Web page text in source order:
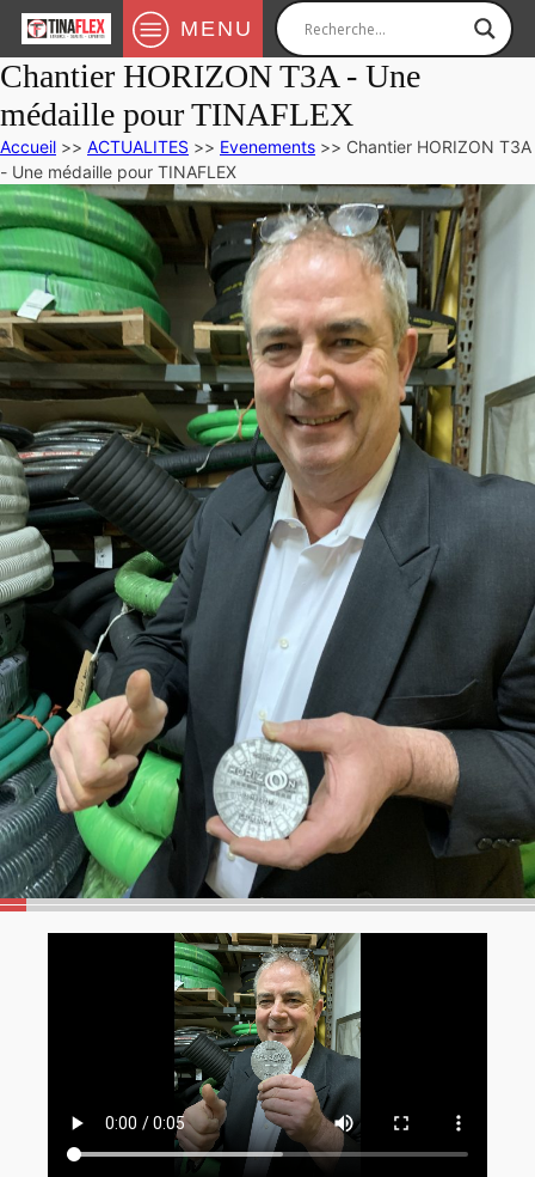
MENU
Chantier HORIZON T3A - Une
médaille pour TINAFLEX
Accueil >> ACTUALITES >> Evenements >> Chantier HORIZON T3A
- Une médaille pour TINAFLEX